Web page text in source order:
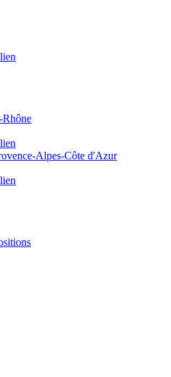
Rhône
Alpes-Côte d'Azur